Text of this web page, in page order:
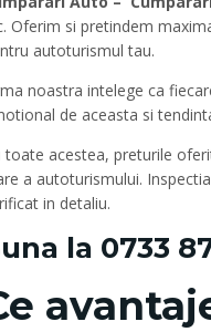
Oferim si pretindem
autoturismul tau.
noastra intelege ca
de aceasta si
toate acestea, preturile
a autoturismului.
in detaliu.
la 0733